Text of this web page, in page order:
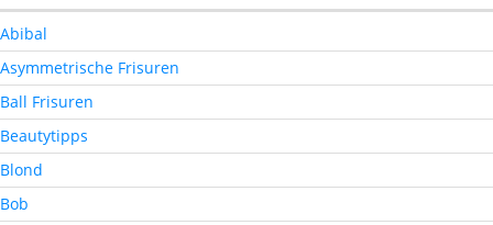
Abibal
Asymmetrische Frisuren
Ball Frisuren
Beautytipps
Blond
Bob